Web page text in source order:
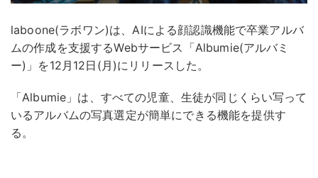
laboone(ラボワン)は、AIによる顔認識機能で卒業アルバ
ムの作成を支援するWebサービス「Albumie(アルバミ
ー)」を12月12日(月)にリリースした。
「Albumie」は、すべての児童、生徒が同じくらい写って
いるアルバムの写真選定が簡単にできる機能を提供す
る。